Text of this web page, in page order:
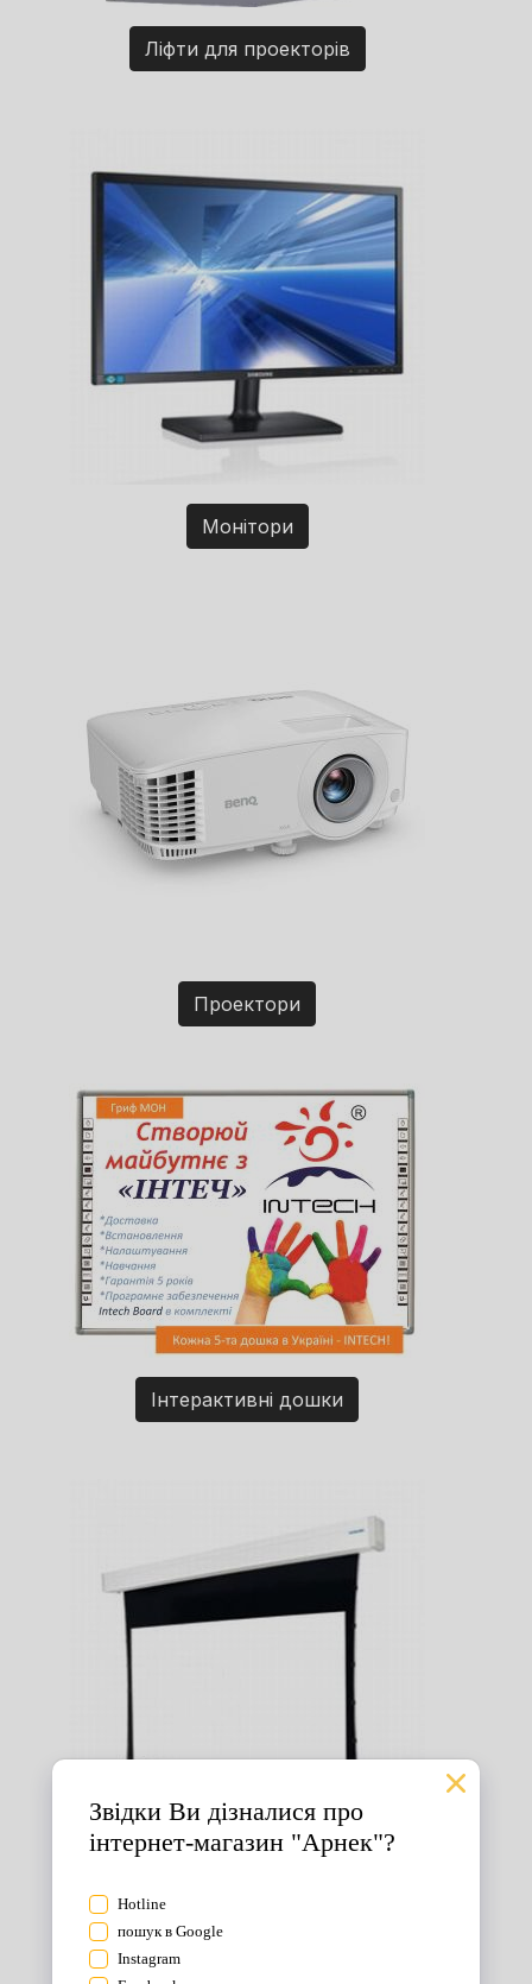
Ліфти для проекторів
Монітори
Проектори
Інтерактивні дошки